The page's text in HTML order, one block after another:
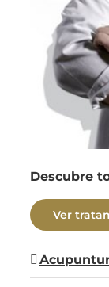
Descubre
Ver